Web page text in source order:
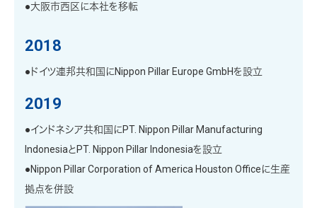
●大阪市西区に本社を移転
2018
●ドイツ連邦共和国にNippon Pillar Europe GmbHを設立
2019
●インドネシア共和国にPT. Nippon Pillar Manufacturing
IndonesiaとPT. Nippon Pillar Indonesiaを設立
●Nippon Pillar Corporation of America Houston Officeに生産
拠点を併設